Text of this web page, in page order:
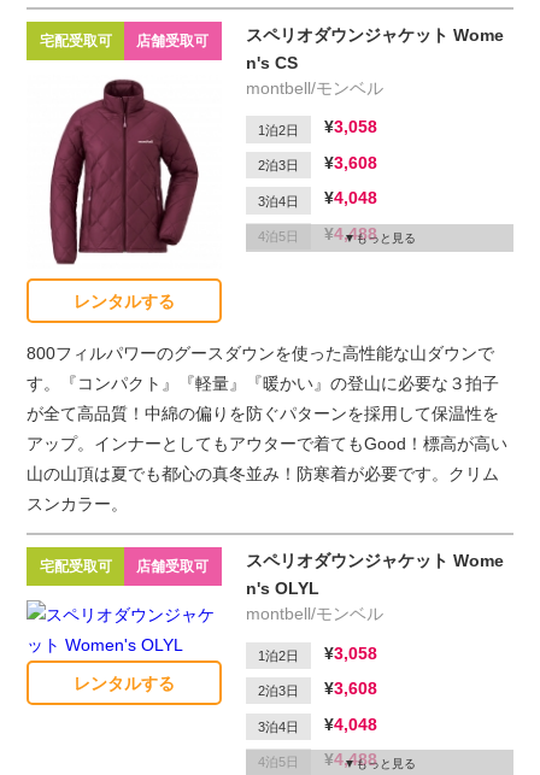
スペリオダウンジャケット Wome
n's CS
montbell/モンベル
1泊2日 3,058
2泊3日 3,608
3泊4日 4,048
4泊5日 4,488もっと見る
宅配受取可 店舗受取可
レンタルする
800フィルパワーのグースダウンを使った高性能な山ダウンで
す。『コンパクト』『軽量』『暖かい』の登山に必要な３拍子
が全て高品質！中綿の偏りを防ぐパターンを採用して保温性を
アップ。インナーとしてもアウターで着てもGood！標高が高い
山の山頂は夏でも都心の真冬並み！防寒着が必要です。クリム
スンカラー。
スペリオダウンジャケット Wome
n's OLYL
montbell/モンベル
1泊2日 3,058
2泊3日 3,608
3泊4日 4,048
4泊5日 4,488もっと見る
宅配受取可 店舗受取可
レンタルする